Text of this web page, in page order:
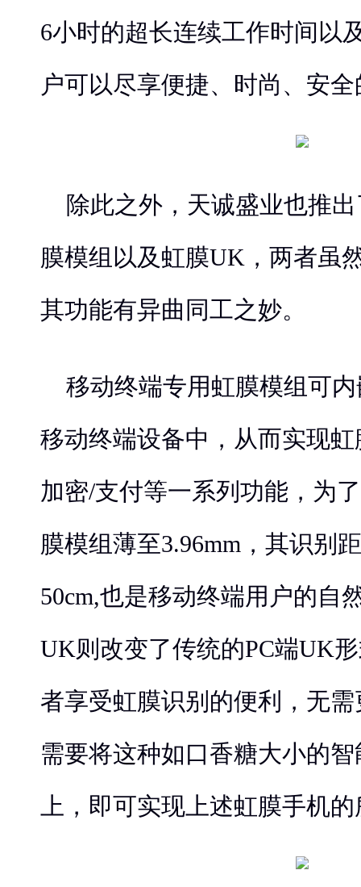
6小时的超长连续工作时间以
户可以尽享便捷、时尚、安
除此之外，天诚盛业也推
膜模组以及虹膜UK，两者虽
其功能有异曲同工之妙。
移动终端专用虹膜模组可
移动终端设备中，从而实现
加密/支付等一系列功能，为
膜模组薄至3.96mm，其识别
50cm,也是移动终端用户的自
UK则改变了传统的PC端UK
者享受虹膜识别的便利，无
需要将这种如口香糖大小的
上，即可实现上述虹膜手机